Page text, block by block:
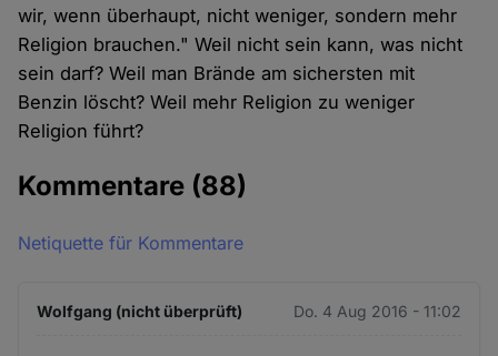
wir, wenn überhaupt, nicht weniger, sondern mehr
Religion brauchen." Weil nicht sein kann, was nicht
sein darf? Weil man Brände am sichersten mit
Benzin löscht? Weil mehr Religion zu weniger
Religion führt?
Kommentare (88)
Netiquette für Kommentare
Wolfgang (nicht überprüft) Do. 4 Aug 2016 - 11:02